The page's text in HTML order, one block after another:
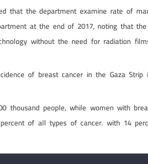
that the department examine rate of
at the end of 2017, noting that
without the need for radiation
of breast cancer in the Gaza Strip
people, while women with
of all types of cancer. with 14